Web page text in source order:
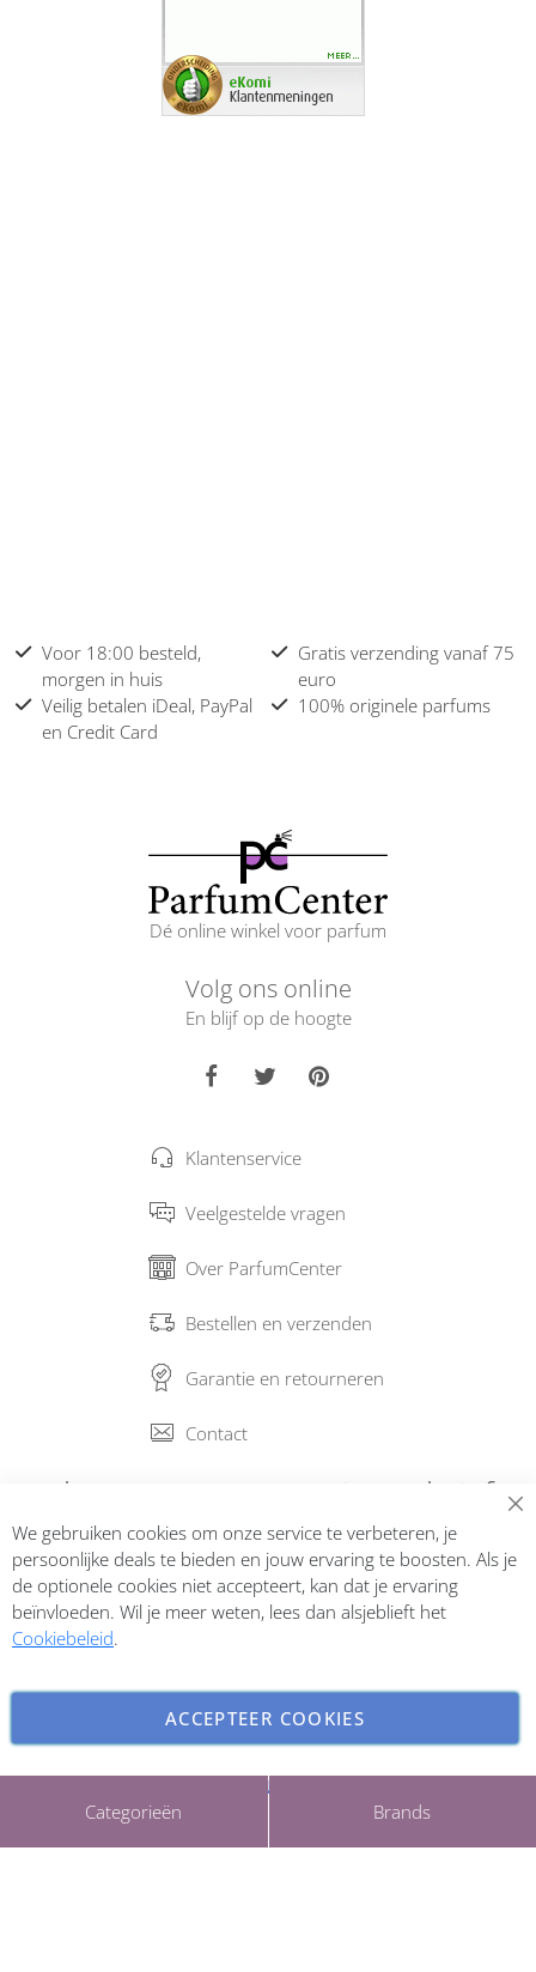
Categorieën Brands
Voor 18:00 besteld,
morgen in huis
Gratis verzending vanaf 75
euro
Veilig betalen iDeal, PayPal
en Credit Card
100% originele parfums
Dé online winkel voor parfum
Volg ons online
En blijf op de hoogte
Klantenservice
Veelgestelde vragen
Over ParfumCenter
Bestellen en verzenden
Garantie en retourneren
Contact
Abonneer op onze nieuwsbrief
Inschrijven
Copyright © 2026 ParfumCenter.nl. All rights reserved.
We gebruiken cookies om onze service te verbeteren, je
persoonlijke deals te bieden en jouw ervaring te boosten. Als je
de optionele cookies niet accepteert, kan dat je ervaring
beïnvloeden. Wil je meer weten, lees dan alsjeblieft het
Cookiebeleid.
ACCEPTEER COOKIES
INSTELLINGEN AANPASSEN